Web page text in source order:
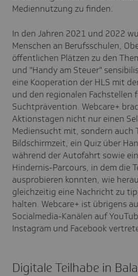
Mediennutzung zu finden.
In den Jahren 2021 und 2022
Menschen an Berufsschulen,
öffentlichen Plätzen zu den
und "Handy am Steuer"
eine Kooperation der HLS mit
und den regionalen Fachstellen
Suchtprävention. Webcare+
Aktionstagen nicht nur einen
Mediensucht mit, sondern auch
Bildschirmzeit, ein Quiz über
während der Autofahrt sowie
Hindernis-Parcours, in dem die
ausprobieren konnten, wie
gleichzeitig eine Nachricht zu
halten. Webcare+ ist übrigens
Socialmedia-Kanälen auf
Instagram und Facebook
Digitale Teilhabe in